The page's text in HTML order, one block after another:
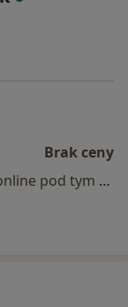
Brak ceny
Specjalista nie oferuje umawiania online pod tym adresem.